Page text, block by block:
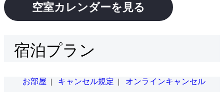
宿泊プラン
空室カレンダーを見る
お部屋 | キャンセル規定 | オンラインキャンセル